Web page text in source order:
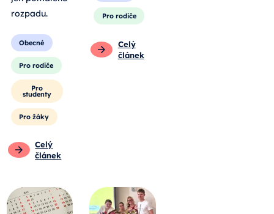
rozpadu.
Obecné
Pro rodiče
Pro
studenty
Pro žáky
Celý
článek
Pro rodiče
Celý
článek